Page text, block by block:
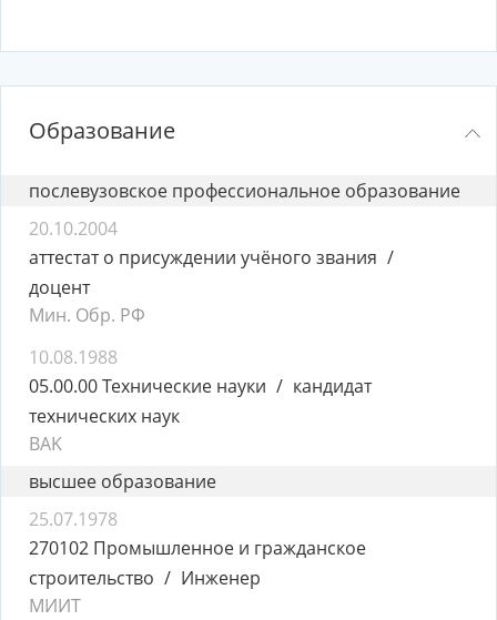
Образование
послевузовское профессиональное образование
20.10.2004
аттестат о присуждении учёного звания
доцент
Мин. Обр. РФ
10.08.1988
05.00.00 Технические науки
кандидат
технических наук
BAK
высшее образование
25.07.1978
270102 Промышленное и гражданское
строительство
Инженер
МИИТ